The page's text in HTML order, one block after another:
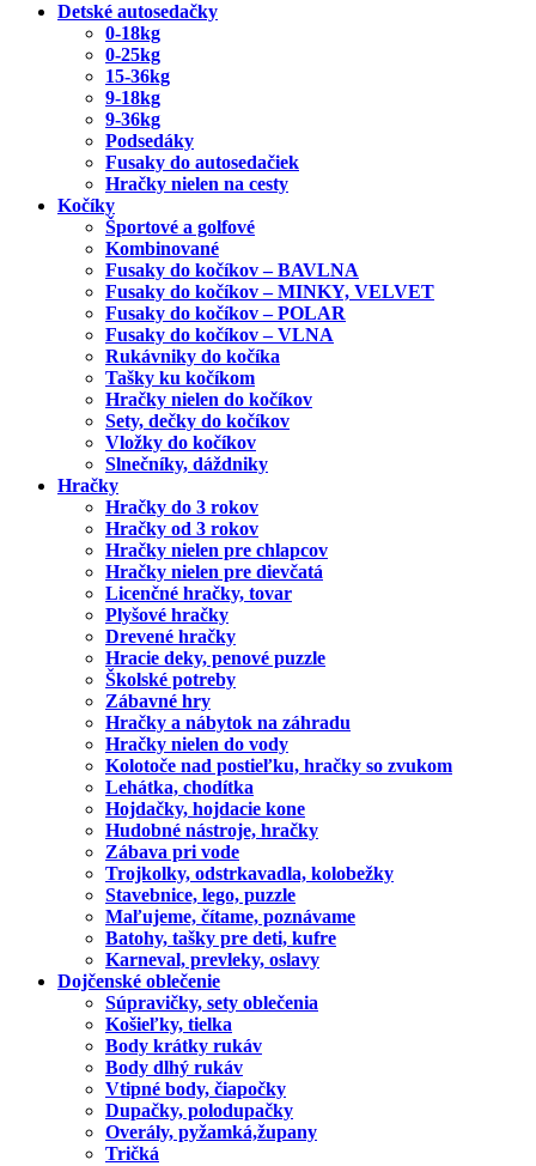
Detské autosedačky
0-18kg
0-25kg
15-36kg
9-18kg
9-36kg
Podsedáky
Fusaky do autosedačiek
Hračky nielen na cesty
Kočíky
Športové a golfové
Kombinované
Fusaky do kočíkov – BAVLNA
Fusaky do kočíkov – MINKY, VELVET
Fusaky do kočíkov – POLAR
Fusaky do kočíkov – VLNA
Rukávniky do kočíka
Tašky ku kočíkom
Hračky nielen do kočíkov
Sety, dečky do kočíkov
Vložky do kočíkov
Slnečníky, dáždniky
Hračky
Hračky do 3 rokov
Hračky od 3 rokov
Hračky nielen pre chlapcov
Hračky nielen pre dievčatá
Licenčné hračky, tovar
Plyšové hračky
Drevené hračky
Hracie deky, penové puzzle
Školské potreby
Zábavné hry
Hračky a nábytok na záhradu
Hračky nielen do vody
Kolotoče nad postieľku, hračky so zvukom
Lehátka, chodítka
Hojdačky, hojdacie kone
Hudobné nástroje, hračky
Zábava pri vode
Trojkolky, odstrkavadla, kolobežky
Stavebnice, lego, puzzle
Maľujeme, čítame, poznávame
Batohy, tašky pre deti, kufre
Karneval, prevleky, oslavy
Dojčenské oblečenie
Súpravičky, sety oblečenia
Košieľky, tielka
Body krátky rukáv
Body dlhý rukáv
Vtipné body, čiapočky
Dupačky, polodupačky
Overály, pyžamká,župany
Tričká